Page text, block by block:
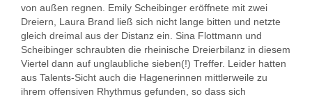
von außen regnen. Emily Scheibinger eröffnete mit zwei
Dreiern, Laura Brand ließ sich nicht lange bitten und netzte
gleich dreimal aus der Distanz ein. Sina Flottmann und
Scheibinger schraubten die rheinische Dreierbilanz in diesem
Viertel dann auf unglaubliche sieben(!) Treffer. Leider hatten
aus Talents-Sicht auch die Hagenerinnen mittlerweile zu
ihrem offensiven Rhythmus gefunden, so dass sich